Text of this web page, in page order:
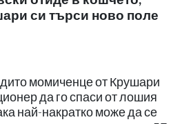
си търси ново поле
момиченце от Крушари
да го спаси от лошия
най-накратко може да се